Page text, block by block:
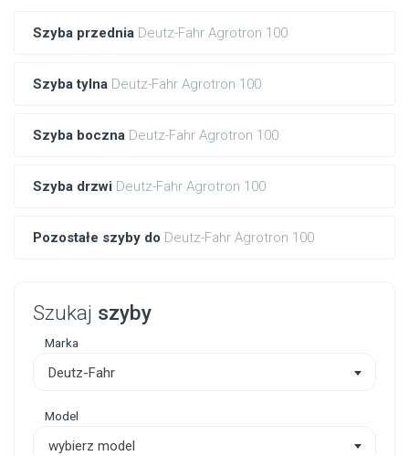
Szyba przednia Deutz-Fahr Agrotron 100
Szyba tylna Deutz-Fahr Agrotron 100
Szyba boczna Deutz-Fahr Agrotron 100
Szyba drzwi Deutz-Fahr Agrotron 100
Pozostałe szyby do Deutz-Fahr Agrotron 100
Szukaj szyby
Marka
Deutz-Fahr
Model
wybierz model